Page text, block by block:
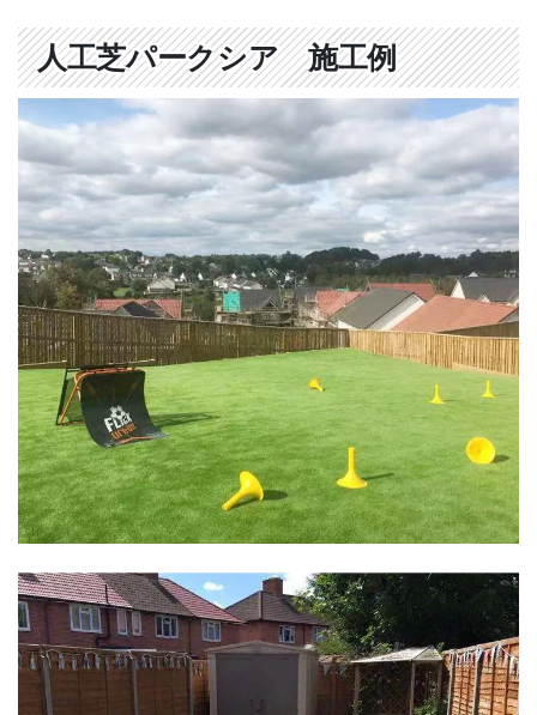
人工芝パークシア 施工例